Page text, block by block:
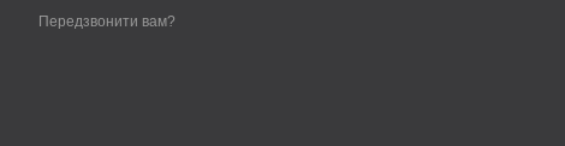
Передзвонити вам?